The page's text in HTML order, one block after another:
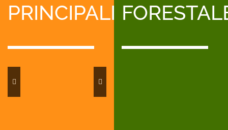
PRINCIPALES